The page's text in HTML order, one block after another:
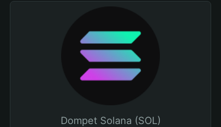
Dompet Solana (SOL)